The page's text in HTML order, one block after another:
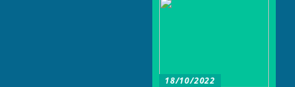
18/10/2022